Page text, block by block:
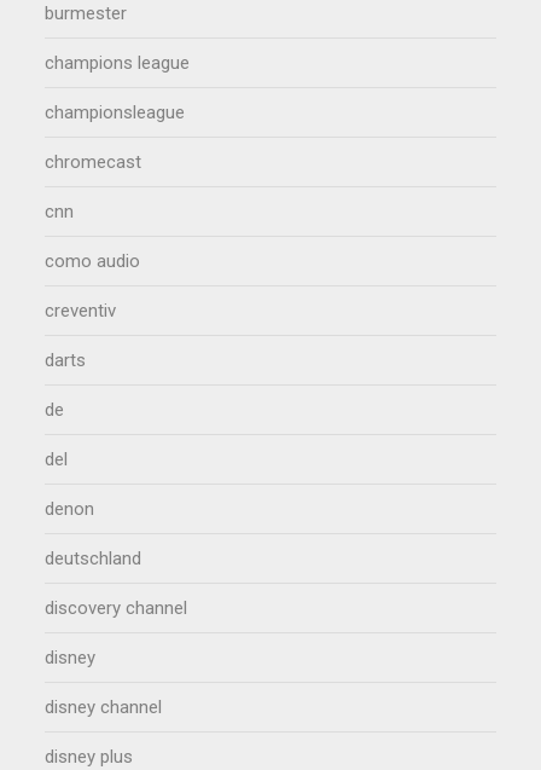
burmester
champions league
championsleague
chromecast
cnn
como audio
creventiv
darts
de
del
denon
deutschland
discovery channel
disney
disney channel
disney plus